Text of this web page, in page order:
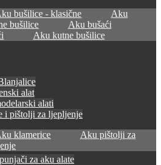
bušilice - klasične
Aku
bušilice
Aku bušaći
Aku kutne bušilice
alat
alati
i pištolji za ljepljenje
klamerice
Aku pištolji za
za aku alate